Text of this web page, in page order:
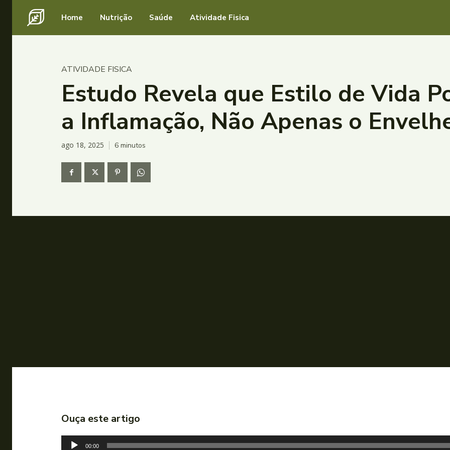
Home Nutrição Saúde Atividade Fisica
ATIVIDADE FISICA
Estudo Revela que Estilo de Vida
a Inflamação, Não Apenas o
ago 18, 2025 6 minutos
Ouça este artigo
00:00